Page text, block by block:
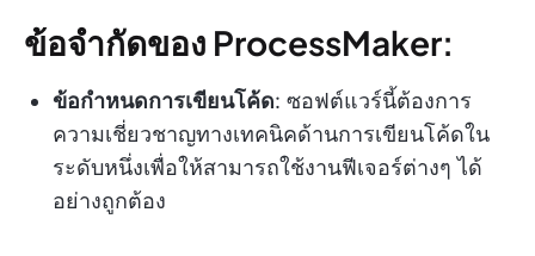
ข้อจำกัดของ ProcessMaker:
ข้อกำหนดการเขียนโค้ด: ซอฟต์แวร์นี้ต้องการ
ความเชี่ยวชาญทางเทคนิคด้านการเขียนโค้ดใน
ระดับหนึ่งเพื่อให้สามารถใช้งานฟีเจอร์ต่างๆ ได้
อย่างถูกต้อง